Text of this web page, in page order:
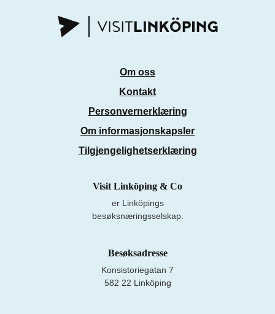
Om oss
Kontakt
Personvernerklæring
Om informasjonskapsler
Tilgjengelighetserklæring
Visit Linköping & Co
er Linköpings
besøksnæringsselskap.
Besøksadresse
Konsistoriegatan 7
582 22 Linköping